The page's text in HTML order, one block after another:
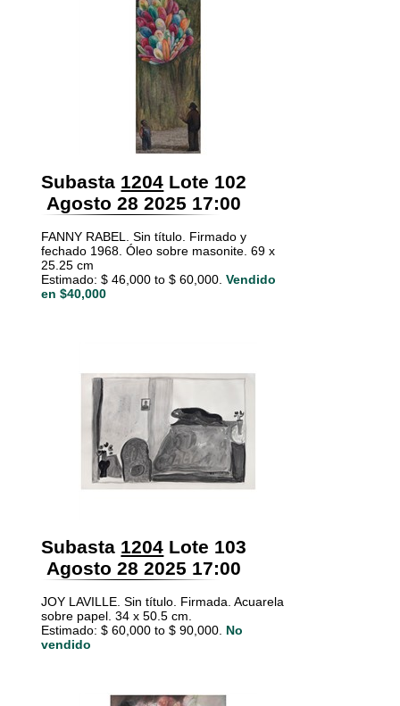
Subasta 1204 Lote 102
Agosto 28 2025 17:00
FANNY RABEL. Sin título. Firmado y
fechado 1968. Óleo sobre masonite. 69 x
25.25 cm
Estimado: $ 46,000 to $ 60,000. Vendido
en $40,000
Subasta 1204 Lote 103
Agosto 28 2025 17:00
JOY LAVILLE. Sin título. Firmada. Acuarela
sobre papel. 34 x 50.5 cm.
Estimado: $ 60,000 to $ 90,000. No
vendido